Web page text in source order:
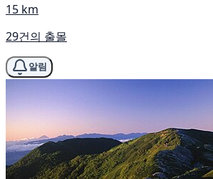
15 km
29건의 출몰
알림